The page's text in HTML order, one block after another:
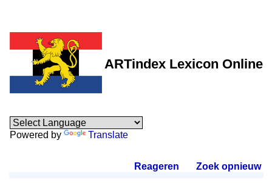
ARTindex Lexicon Online
Powered by Translate
Reageren Zoek opnieuw.